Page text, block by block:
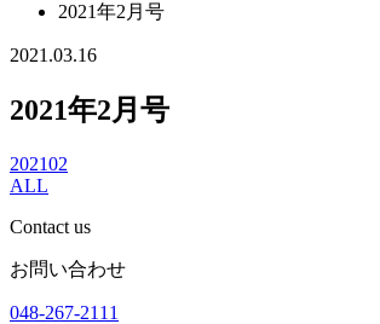
2021年2月号
2021.03.16
2021年2月号
202102
ALL
Contact us
お問い合わせ
048-267-2111